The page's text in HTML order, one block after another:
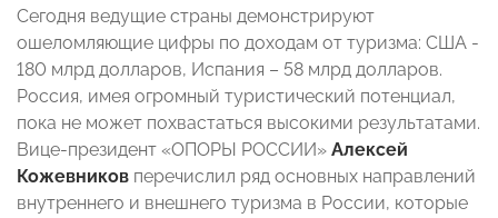
Сегодня ведущие страны демонстрируют
ошеломляющие цифры по доходам от туризма: США -
180 млрд долларов, Испания – 58 млрд долларов.
Россия, имея огромный туристический потенциал,
пока не может похвастаться высокими результатами.
Вице-президент «ОПОРЫ РОССИИ» Алексей
Кожевников перечислил ряд основных направлений
внутреннего и внешнего туризма в России, которые